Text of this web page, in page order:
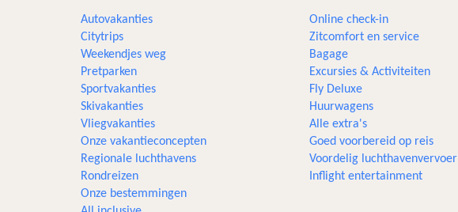
Autovakanties
Citytrips
Weekendjes weg
Pretparken
Sportvakanties
Skivakanties
Vliegvakanties
Onze vakantieconcepten
Regionale luchthavens
Rondreizen
Onze bestemmingen
Online check-in
Zitcomfort en service
Bagage
Excursies & Activiteiten
Fly Deluxe
Huurwagens
Alle extra's
Goed voorbereid op reis
Voordelig luchthavenvervoer
Inflight entertainment